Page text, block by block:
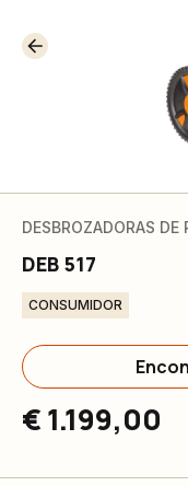
DESBROZADORAS DE
DEB 517
CONSUMIDOR
€ 1.199,00